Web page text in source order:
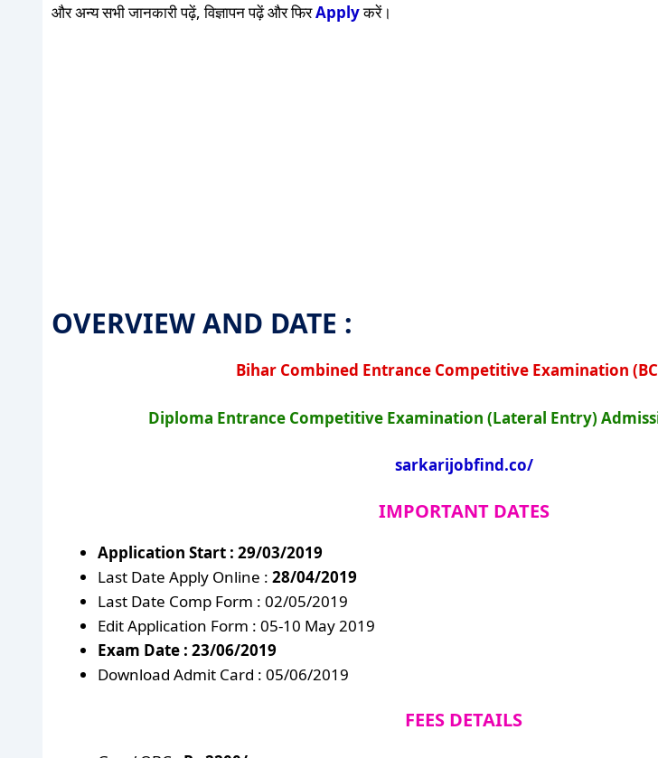
और अन्य सभी जानकारी पढ़ें, विज्ञापन पढ़ें और फिरApplyकरें।
OVERVIEW AND DATE :
Bihar Combined Entrance Competitive Examination
Diploma Entrance Competitive Examination (Lateral Entry)
sarkarijobfind.co/
IMPORTANT DATES
Application Start : 29/03/2019
Last Date Apply Online : 28/04/2019
Last Date Comp Form : 02/05/2019
Edit Application Form : 05-10 May 2019
Exam Date : 23/06/2019
Download Admit Card : 05/06/2019
FEES DETAILS